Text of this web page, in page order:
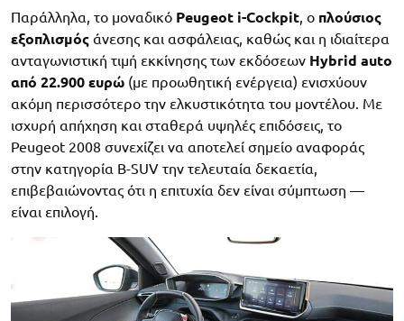
Παράλληλα, το μοναδικό Peugeot i-Cockpit, ο πλούσιος
εξοπλισμός άνεσης και ασφάλειας, καθώς και η ιδιαίτερα
ανταγωνιστική τιμή εκκίνησης των εκδόσεων Hybrid auto
από 22.900 ευρώ (με προωθητική ενέργεια) ενισχύουν
ακόμη περισσότερο την ελκυστικότητα του μοντέλου. Με
ισχυρή απήχηση και σταθερά υψηλές επιδόσεις, το
Peugeot 2008 συνεχίζει να αποτελεί σημείο αναφοράς
στην κατηγορία B-SUV την τελευταία δεκαετία,
επιβεβαιώνοντας ότι η επιτυχία δεν είναι σύμπτωση —
είναι επιλογή.